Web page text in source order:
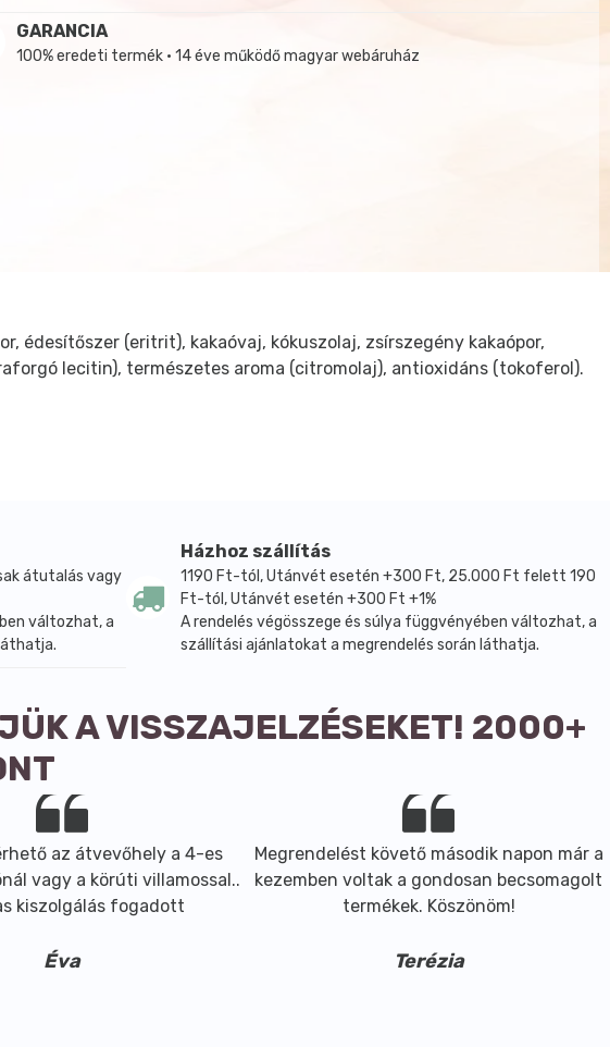
GARANCIA
100% eredeti termék • 14 éve működő magyar webáruház
édesítőszer (eritrit), kakaóvaj, kókuszolaj, zsírszegény kakaópor,
lecitin), természetes aroma (citromolaj), antioxidáns (tokoferol).
átutalás vagy
változhat, a
Házhoz szállítás
1190 Ft-tól, Utánvét esetén +300 Ft, 25.000 Ft felett 190
Ft-tól, Utánvét esetén +300 Ft +1%
A rendelés végösszege és súlya függvényében változhat, a
szállítási ajánlatokat a megrendelés során láthatja.
A VISSZAJELZÉSEKET! 2000+
az átvevőhely a 4-es
vagy a körúti villamossal..
kiszolgálás fogadott
Éva
Megrendelést követő második napon már a
kezemben voltak a gondosan becsomagolt
termékek. Köszönöm!
Terézia